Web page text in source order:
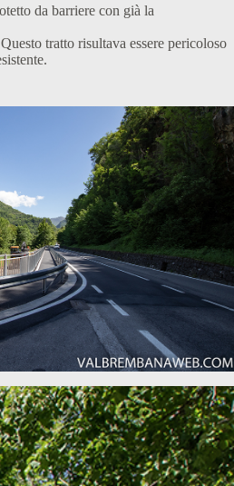
da barriere con già la
tratto risultava essere pericoloso